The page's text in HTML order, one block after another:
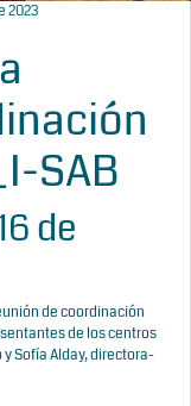
2023
SAB
de
de coordinación
de los centros
Sofía Alday, directora-